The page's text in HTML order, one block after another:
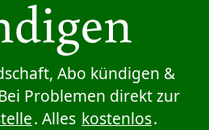
Abo kündigen &
Problemen direkt zur
. Alles kostenlos.